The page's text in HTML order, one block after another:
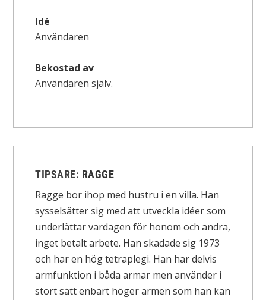
Idé
Användaren
Bekostad av
Användaren själv.
TIPSARE: RAGGE
Ragge bor ihop med hustru i en villa. Han
sysselsätter sig med att utveckla idéer som
underlättar vardagen för honom och andra,
inget betalt arbete. Han skadade sig 1973
och har en hög tetraplegi. Han har delvis
armfunktion i båda armar men använder i
stort sätt enbart höger armen som han kan